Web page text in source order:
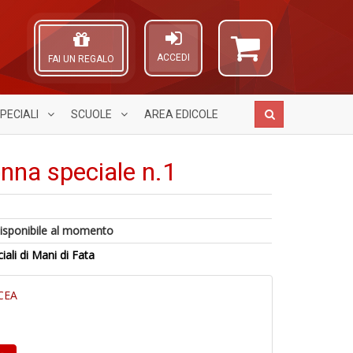
ACCEDI
FAI UN REGALO
SCUOLE AREA EDICOLE
speciale n.1
al momento
di Mani di Fata